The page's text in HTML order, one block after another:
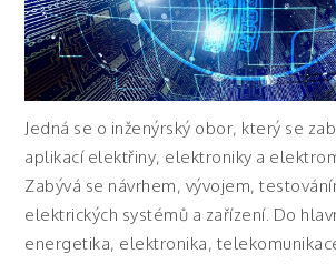
Jedná se o inženýrský obor, který se
aplikací elektřiny, elektroniky a
Zabývá se návrhem, vývojem,
elektrických systémů a zařízení. Do
energetika, elektronika,